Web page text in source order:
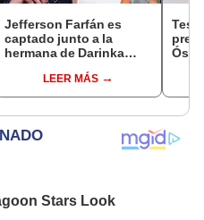
Jefferson Farfán es
captado junto a la
hermana de Darinka
Kanashiro trabajaba: “Él
tiene sus…”
LEER MÁS